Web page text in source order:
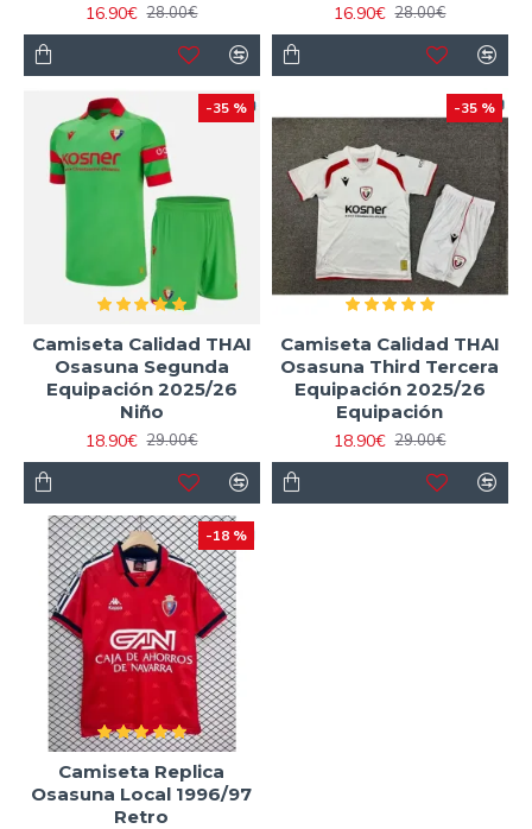
16.90€ 28.00€
16.90€ 28.00€
-35 %
Camiseta Calidad THAI
Osasuna Segunda
Equipación 2025/26
Niño
18.90€ 29.00€
-35 %
Camiseta Calidad THAI
Osasuna Third Tercera
Equipación 2025/26
Equipación
18.90€ 29.00€
-18 %
Camiseta Replica
Osasuna Local 1996/97
Retro